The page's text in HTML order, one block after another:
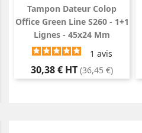
Tampon Dateur Colop
Office Green Line S260 - 1+1
Lignes - 45x24 Mm
1 avis
Prix
30,38 € HT (36,45 €)